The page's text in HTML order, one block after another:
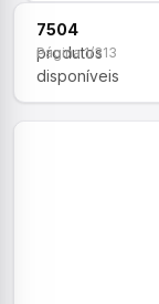
7504
produtos
disponíveis
Página 1/313